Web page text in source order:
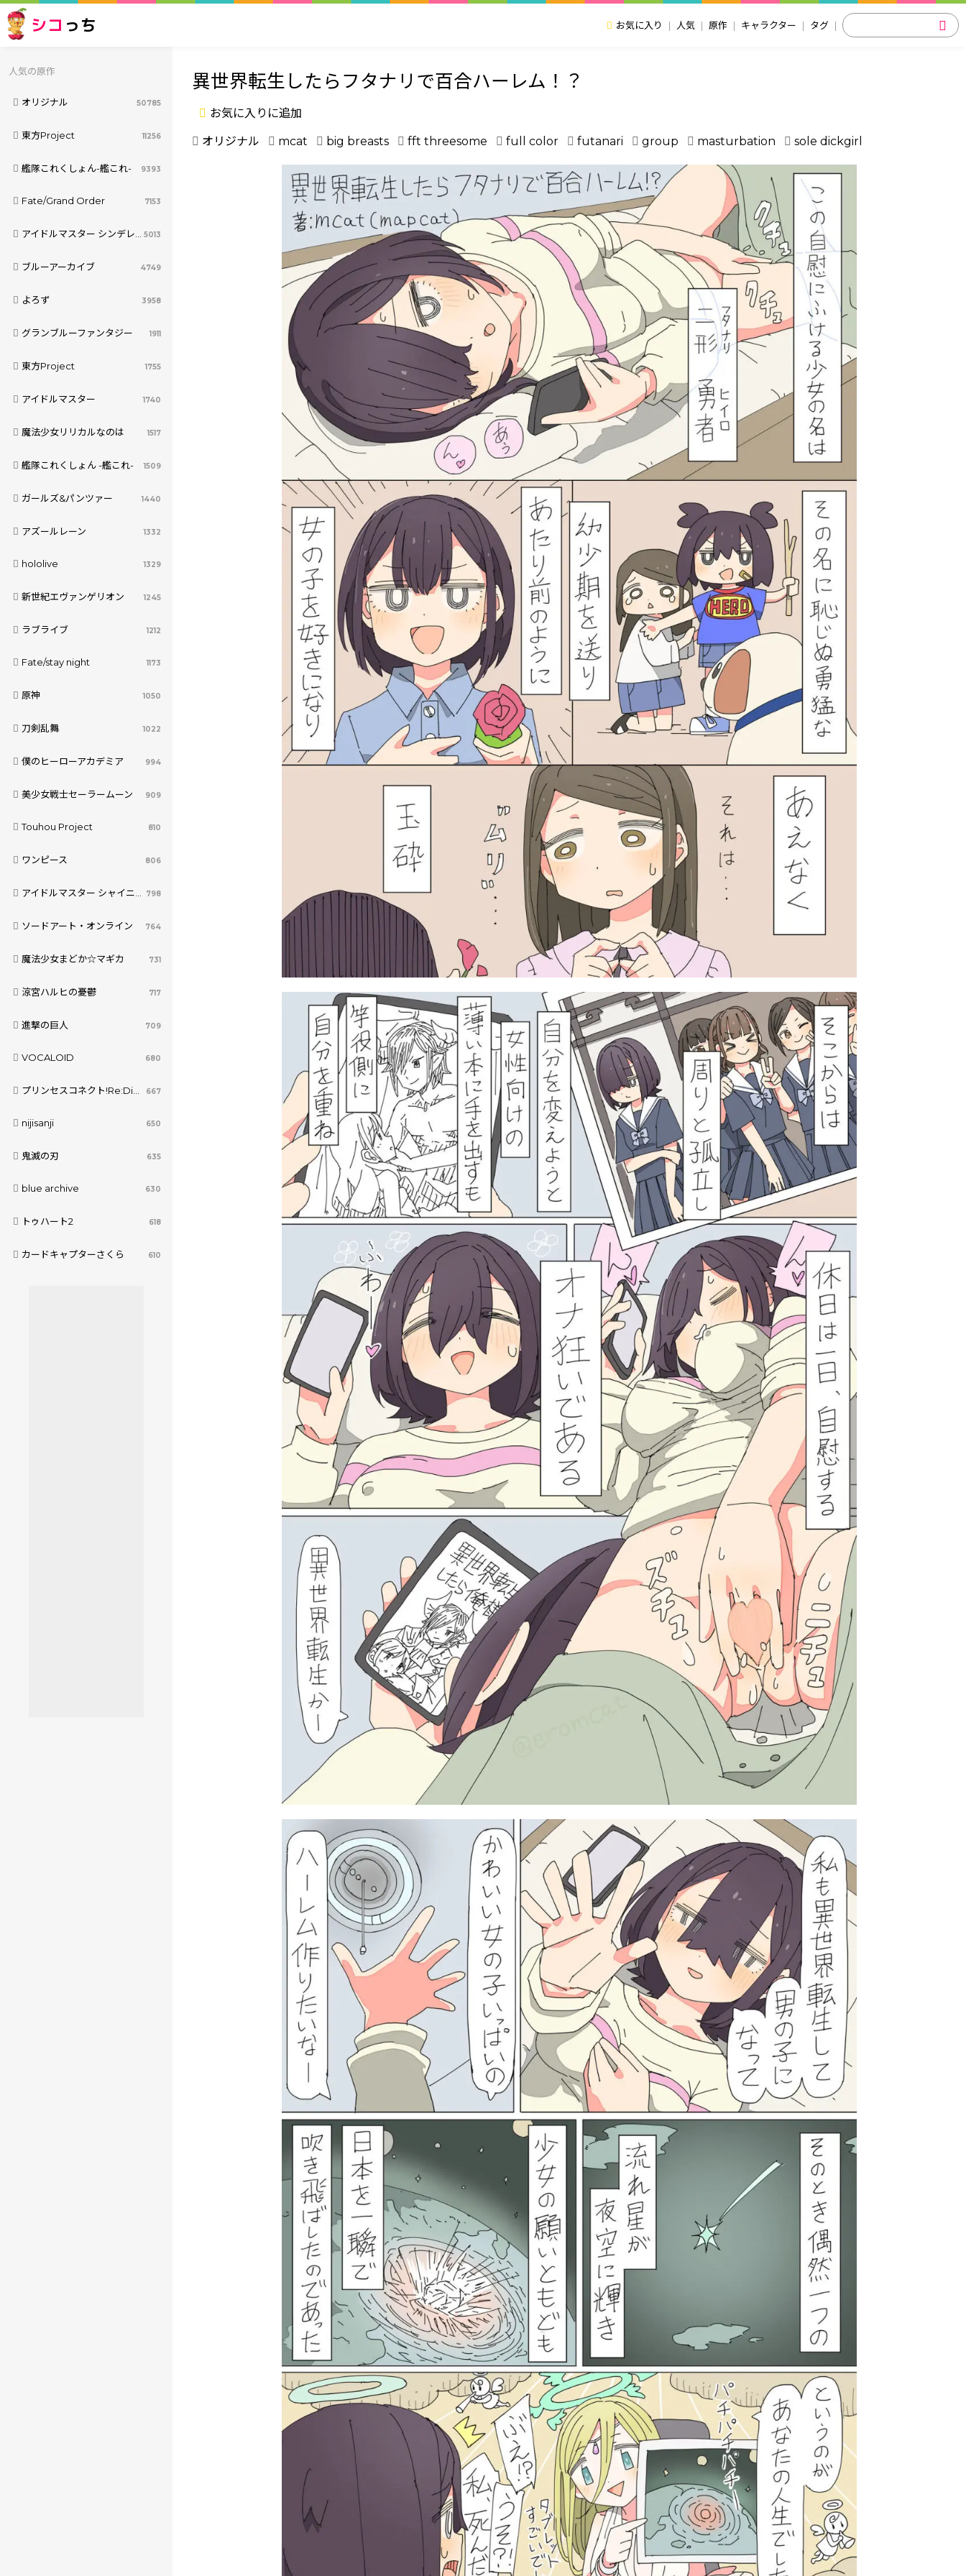
シコ っち お気に入り 人気 原作 キャラクター タグ
人気の原作
オリジナル 50785
東方Project 11256
艦隊これくしょん-艦これ- 9393
Fate/Grand Order 7153
アイドルマスター シンデレラガールズ 5013
ブルーアーカイブ 4749
よろず 3958
グランブルーファンタジー 1911
東方Project 1755
アイドルマスター 1740
魔法少女リリカルなのは 1517
艦隊これくしょん -艦これ- 1509
ガールズ&パンツァー 1440
アズールレーン 1332
hololive 1329
新世紀エヴァンゲリオン 1245
ラブライブ 1212
Fate/stay night 1173
原神 1050
刀剣乱舞 1022
僕のヒーローアカデミア 994
美少女戦士セーラームーン 909
Touhou Project 810
ワンピース 806
アイドルマスター シャイニーカラーズ 798
ソードアート・オンライン 764
魔法少女まどか☆マギカ 731
涼宮ハルヒの憂鬱 717
進撃の巨人 709
VOCALOID 680
プリンセスコネクト!Re:Dive 667
nijisanji 650
鬼滅の刃 635
blue archive 630
トゥハート2 618
カードキャプターさくら 610
異世界転生したらフタナリで百合ハーレム！？
お気に入りに追加
オリジナル mcat big breasts fft threesome full color futanari group masturbation sole dickgirl